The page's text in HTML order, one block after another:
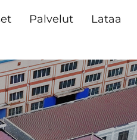
Palvelut
Lataa